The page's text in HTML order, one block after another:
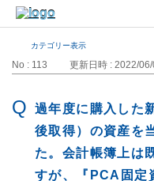
カテゴリー表示
No : 113 更新日時 : 2022/
過年度に購入した
後取得）の資産を
た。会計帳簿上は
すが、『PCA固定